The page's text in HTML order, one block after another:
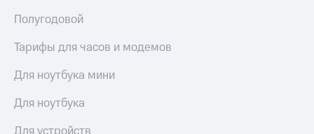
облигаций
Реквизиты
Контакты
развитие
деловая этика
На главную
Полугодовой
Тарифы для часов и модемов
Для ноутбука мини
Для ноутбука